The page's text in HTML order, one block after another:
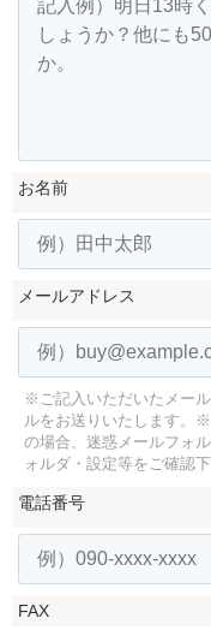
お名前
メールアドレス
※ご記入いただいたメー
ルをお送りいたします。
の場合、迷惑メールフォ
ォルダ・設定等をご確認下
電話番号
FAX